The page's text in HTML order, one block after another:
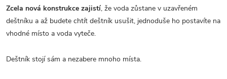
Zcela nová konstrukce zajistí, že voda zůstane v uzavřeném
deštníku a až budete chtít deštník usušit, jednoduše ho postavíte na
vhodné místo a voda vyteče.
Deštník stojí sám a nezabere mnoho místa.